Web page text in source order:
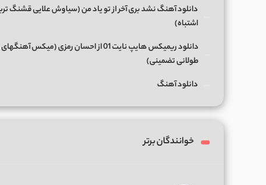
دانلود آهنگ نشد بری آخر از تو یاد من (سیاوش علایی قشنگ
اشتباه)
دانلود ریمیکس هایپ نایت 01 از احسان رمزی (میکس
طولانی تضمینی)
دانلود آهنگ
خوانندگان برتر